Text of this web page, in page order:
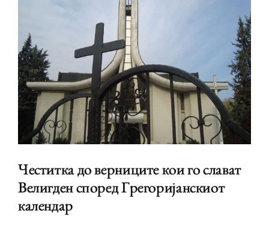
Честитка до верниците кои го слават
Велигден според Грегоријанскиот
календар